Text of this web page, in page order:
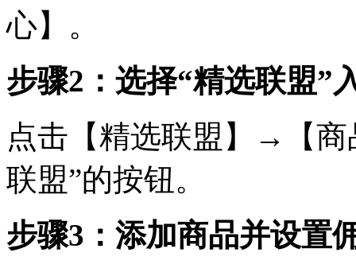
心】。
步骤2：选择“精选联盟”
点击【精选联盟】→【商
联盟”的按钮。
步骤3：添加商品并设置